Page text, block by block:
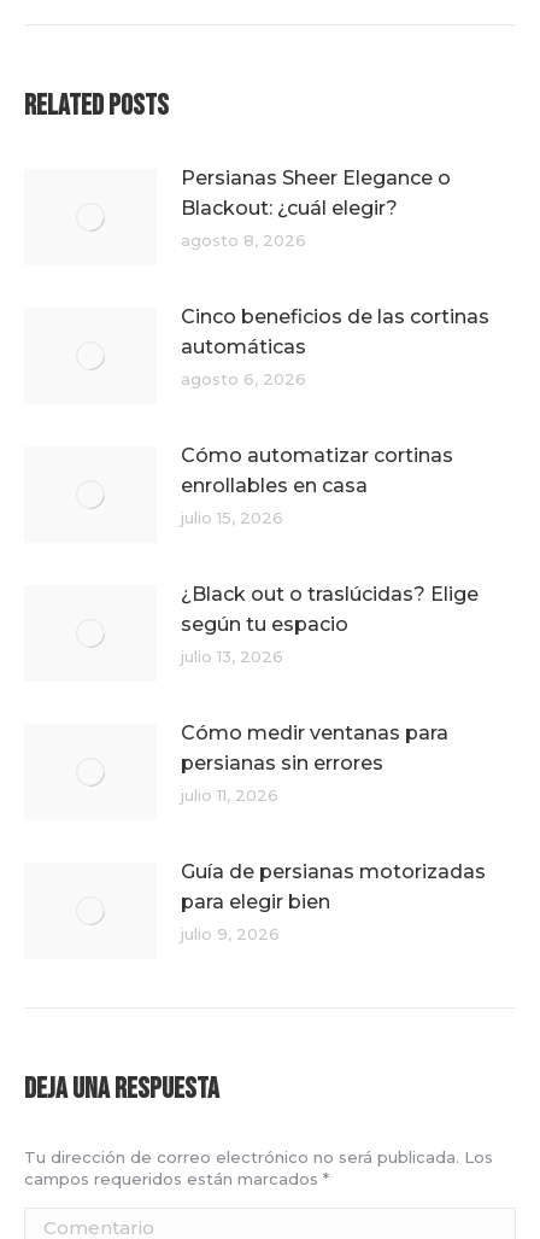
Related Posts
Persianas Sheer Elegance o
Blackout: ¿cuál elegir?
agosto 8, 2026
Cinco beneficios de las cortinas
automáticas
agosto 6, 2026
Cómo automatizar cortinas
enrollables en casa
julio 15, 2026
¿Black out o traslúcidas? Elige
según tu espacio
julio 13, 2026
Cómo medir ventanas para
persianas sin errores
julio 11, 2026
Guía de persianas motorizadas
para elegir bien
julio 9, 2026
Deja una respuesta
Tu dirección de correo electrónico no será publicada. Los
campos requeridos están marcados *
Comentario